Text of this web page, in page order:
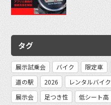
タグ
展示試乗会 バイク 限定車
道の駅
2026 レンタルバイク
展示会
足つき性 低シート高